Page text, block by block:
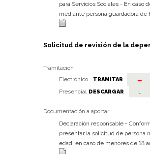
para Servicios Sociales - En caso
mediante persona guardadora de
Solicitud de revisión de la
Tramitación
Electrónico
TRAMITAR →
Presencial DESCARGAR ↓
Documentación a aportar
Declaración responsable -
presentar la solicitud de persona
edad, en caso de menores de 18